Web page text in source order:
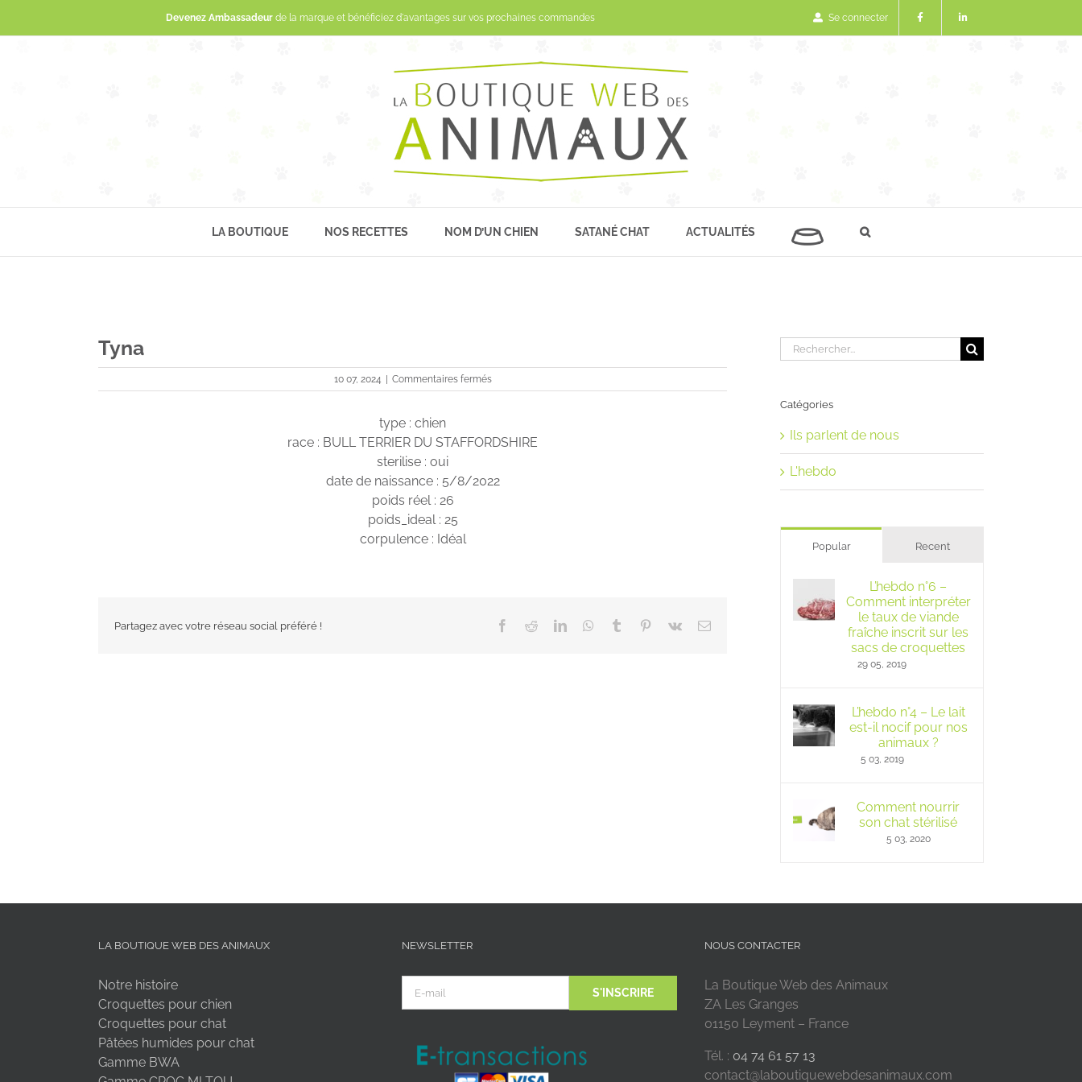
Devenez Ambassadeurde la marque et bénéficiez d'avantages sur vos prochaines commandes Se connecter
LA BOUTIQUE NOS RECETTES NOM D’UN CHIEN SATANÉ CHAT ACTUALITÉS
Tyna
10 07, 2024 Commentaires ferméssur
Tyna
type : chien
race : BULL TERRIER DU STAFFORDSHIRE
sterilise : oui
date de naissance : 5/8/2022
poids réel : 26
poids_ideal : 25
corpulence : Idéal
Partagez avec votre réseau social préféré ! Facebook
RedditLinkedInWhatsApp
Tumblr Pinterest
Vk Email
Rechercher:
Catégories
Ils parlent de nous
L'hebdo
Popular Recent
L’hebdo n°6 –
Comment interpréter
le taux de viande
fraîche inscrit sur les
sacs de croquettes
29 05, 2019
L’hebdo n°4 – Le lait
est-il nocif pour nos
animaux ?
5 03, 2019
Comment nourrir
son chat stérilisé
5 03, 2020
LA BOUTIQUE WEB DES ANIMAUX
Notre histoire
Croquettes pour chien
Croquettes pour chat
Pâtées humides pour chat
Gamme BWA
NEWSLETTER NOUS CONTACTER
La Boutique Web des Animaux
ZA Les Granges
01150 Leyment – France
Tél. : 04 74 61 57 13
contact@laboutiquewebdesanimaux.com